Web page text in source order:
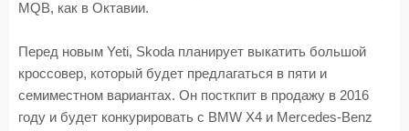
MQB, как в Октавии.
Перед новым Yeti, Skoda планирует выкатить большой
кроссовер, который будет предлагаться в пяти и
семиместном вариантах. Он посткпит в продажу в 2016
году и будет конкурировать с BMW X4 и Mercedes-Benz